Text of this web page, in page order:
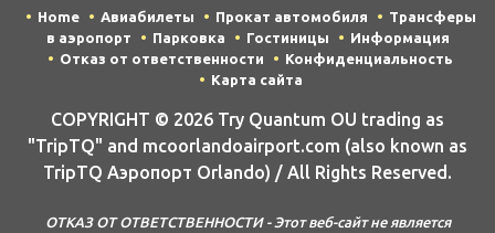
Home Авиабилеты Прокат автомобиля
Трансферы
в аэропорт
Парковка Гостиницы
Информация
Отказ от ответственности
Конфиденциальность
Карта сайта
COPYRIGHT © 2026 Try Quantum OU trading as
"TripTQ" and mcoorlandoairport.com (also known as
TripTQ Аэропорт Orlando) / All Rights Reserved.
ОТКАЗ ОТ ОТВЕТСТВЕННОСТИ - Этот веб-сайт не является